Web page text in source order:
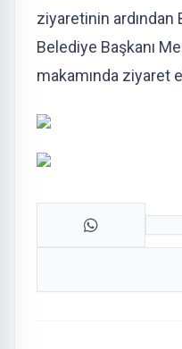
ziyaretinin ardından
Belediye Başkanı
makamında ziyaret